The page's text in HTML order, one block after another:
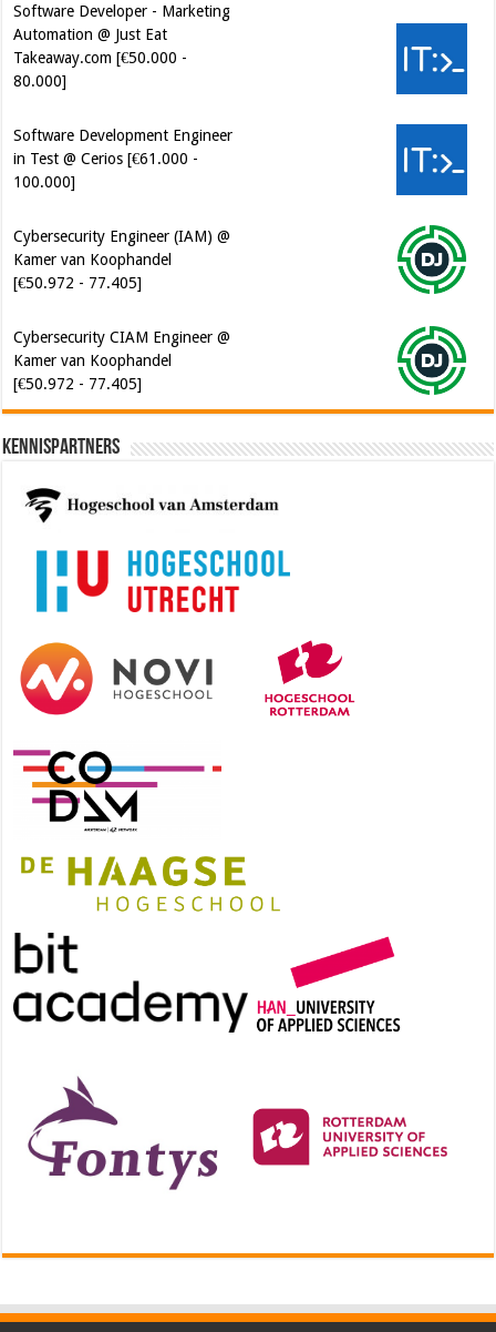
Software Developer - Marketing
Automation @ Just Eat
Takeaway.com [€50.000 -
80.000]
Software Development Engineer
in Test @ Cerios [€61.000 -
100.000]
Cybersecurity Engineer (IAM) @
Kamer van Koophandel
[€50.972 - 77.405]
Cybersecurity CIAM Engineer @
Kamer van Koophandel
[€50.972 - 77.405]
Kennispartners